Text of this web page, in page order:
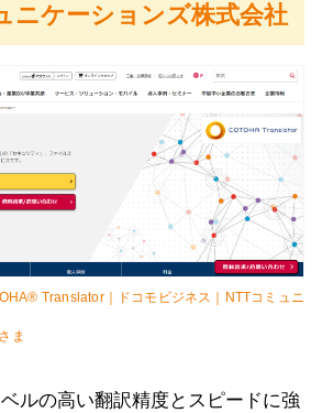
ニケーションズ株式会社
Translator｜ドコモビジネス｜NTTコミュニ
ま
ルの高い翻訳精度とスピードに強